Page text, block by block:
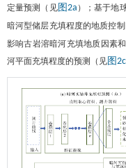
定量预测（见图2a ）；基于地
暗河型储层充填程度的地质控
影响古岩溶暗河充填地质因素
河平面充填程度的预测（见图2c